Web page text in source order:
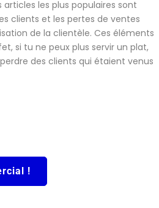
les plus populaires sont
clients et les pertes de ventes
de la clientèle. Ces éléments
si tu ne peux plus servir un plat,
des clients qui étaient venus
!